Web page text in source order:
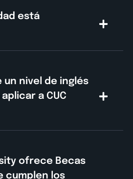
está
un nivel de inglés
a CUC
ofrece Becas
cumplen los